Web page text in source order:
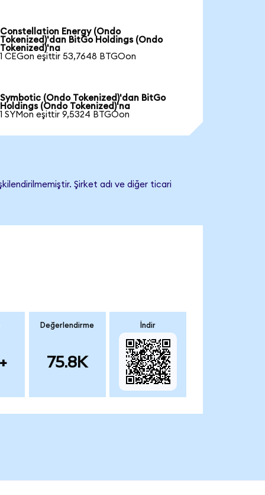
Constellation Energy (Ondo
Tokenized)'dan BitGo Holdings (Ondo
Tokenized)'na
1 CEGon eşittir 53,7648 BTGOon
Symbotic (Ondo Tokenized)'dan BitGo
Holdings (Ondo Tokenized)'na
1 SYMon eşittir 9,5324 BTGOon
Şirket adı ve diğer ticari
Değerlendirme
75.8K
İndir